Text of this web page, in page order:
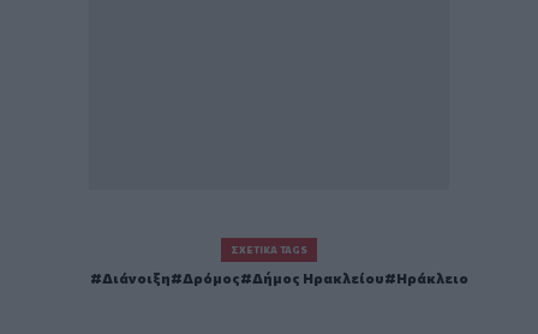
ΣΧΕΤΙΚΆ TAGS
Διάνοιξη Δρόμος Δήμος Ηρακλείου Ηράκλειο